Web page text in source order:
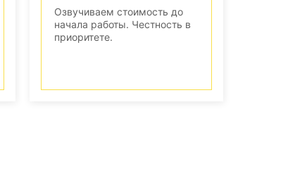
Озвучиваем стоимость до
начала работы. Честность в
приоритете.